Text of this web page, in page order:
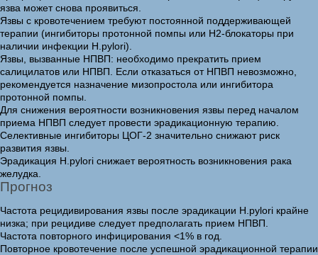
язва может снова проявиться.
Язвы с кровотечением требуют постоянной поддерживающей
терапии (ингибиторы протонной помпы или Н2-блокаторы при
наличии инфекции H.pylori).
Язвы, вызванные НПВП: необходимо прекратить прием
салицилатов или НПВП. Если отказаться от НПВП невозможно,
рекомендуется назначение мизопростола или ингибитора
протонной помпы.
Для снижения вероятности возникновения язвы перед началом
приема НПВП следует провести эрадикационную терапию.
Селективные ингибиторы ЦОГ-2 значительно снижают риск
развития язвы.
Эрадикация H.pylori снижает вероятность возникновения рака
желудка.
Прогноз
Частота рецидивирования язвы после эрадикации H.pylori крайне
низка; при рецидиве следует предполагать прием НПВП.
Частота повторного инфицирования <1% в год.
Повторное кровотечение после успешной эрадикационной терапии